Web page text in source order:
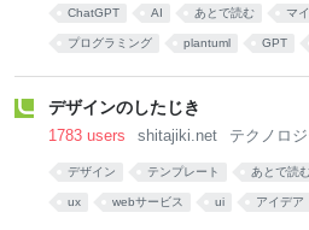
ChatGPT AI あとで読む マ
プログラミング plantuml GPT
デザインのしたじき
1783 users shitajiki.net テクノロ
デザイン テンプレート あとで読
ux webサービス ui アイデア